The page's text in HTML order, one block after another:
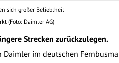
sich großer Beliebtheit
(Foto: Daimler AG)
Strecken zurückzulegen.
Daimler im deutschen